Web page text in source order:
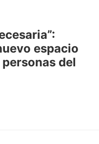
espacio
del